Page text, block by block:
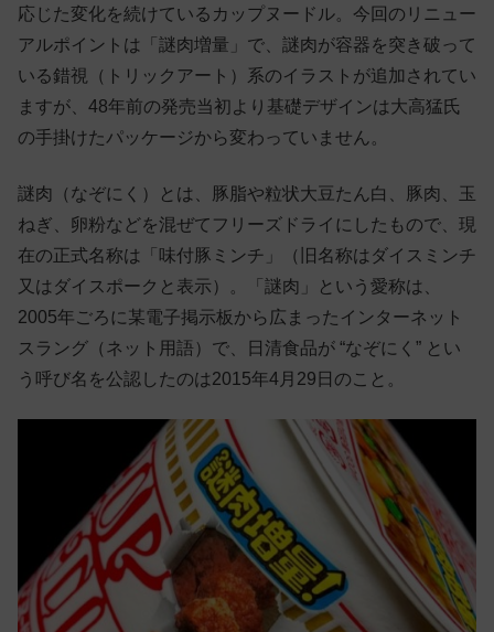
応じた変化を続けているカップヌードル。今回のリニュー
アルポイントは「謎肉増量」で、謎肉が容器を突き破って
いる錯視（トリックアート）系のイラストが追加されてい
ますが、48年前の発売当初より基礎デザインは大高猛氏
の手掛けたパッケージから変わっていません。
謎肉（なぞにく）とは、豚脂や粒状大豆たん白、豚肉、玉
ねぎ、卵粉などを混ぜてフリーズドライにしたもので、現
在の正式名称は「味付豚ミンチ」（旧名称はダイスミンチ
又はダイスポークと表示）。「謎肉」という愛称は、
2005年ごろに某電子掲示板から広まったインターネット
スラング（ネット用語）で、日清食品が “なぞにく” とい
う呼び名を公認したのは2015年4月29日のこと。